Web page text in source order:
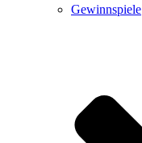
Gewinnspiele